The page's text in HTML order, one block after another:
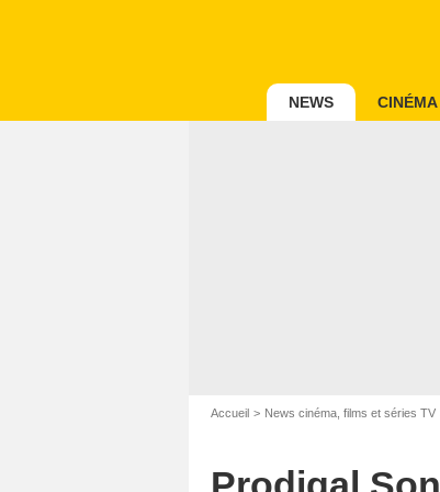
NEWS CINÉMA
Accueil News cinéma, films et séries TV
David Giesbrecht